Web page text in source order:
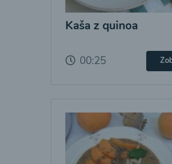
Kaša z quinoa
00:25